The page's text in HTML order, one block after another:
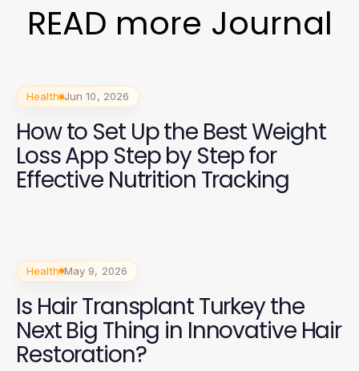
READ more Journal
Health Jun 10, 2026
How to Set Up the Best Weight
Loss App Step by Step for
Effective Nutrition Tracking
Health May 9, 2026
Is Hair Transplant Turkey the
Next Big Thing in Innovative Hair
Restoration?